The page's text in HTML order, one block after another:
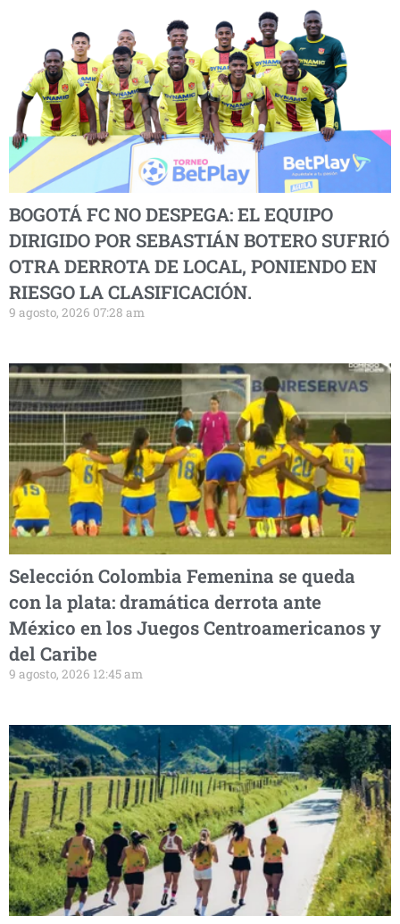
BOGOTÁ FC NO DESPEGA: EL EQUIPO
DIRIGIDO POR SEBASTIÁN BOTERO SUFRIÓ
OTRA DERROTA DE LOCAL, PONIENDO EN
RIESGO LA CLASIFICACIÓN.
9 agosto, 2026 07:28 am
Selección Colombia Femenina se queda
con la plata: dramática derrota ante
México en los Juegos Centroamericanos y
del Caribe
9 agosto, 2026 12:45 am